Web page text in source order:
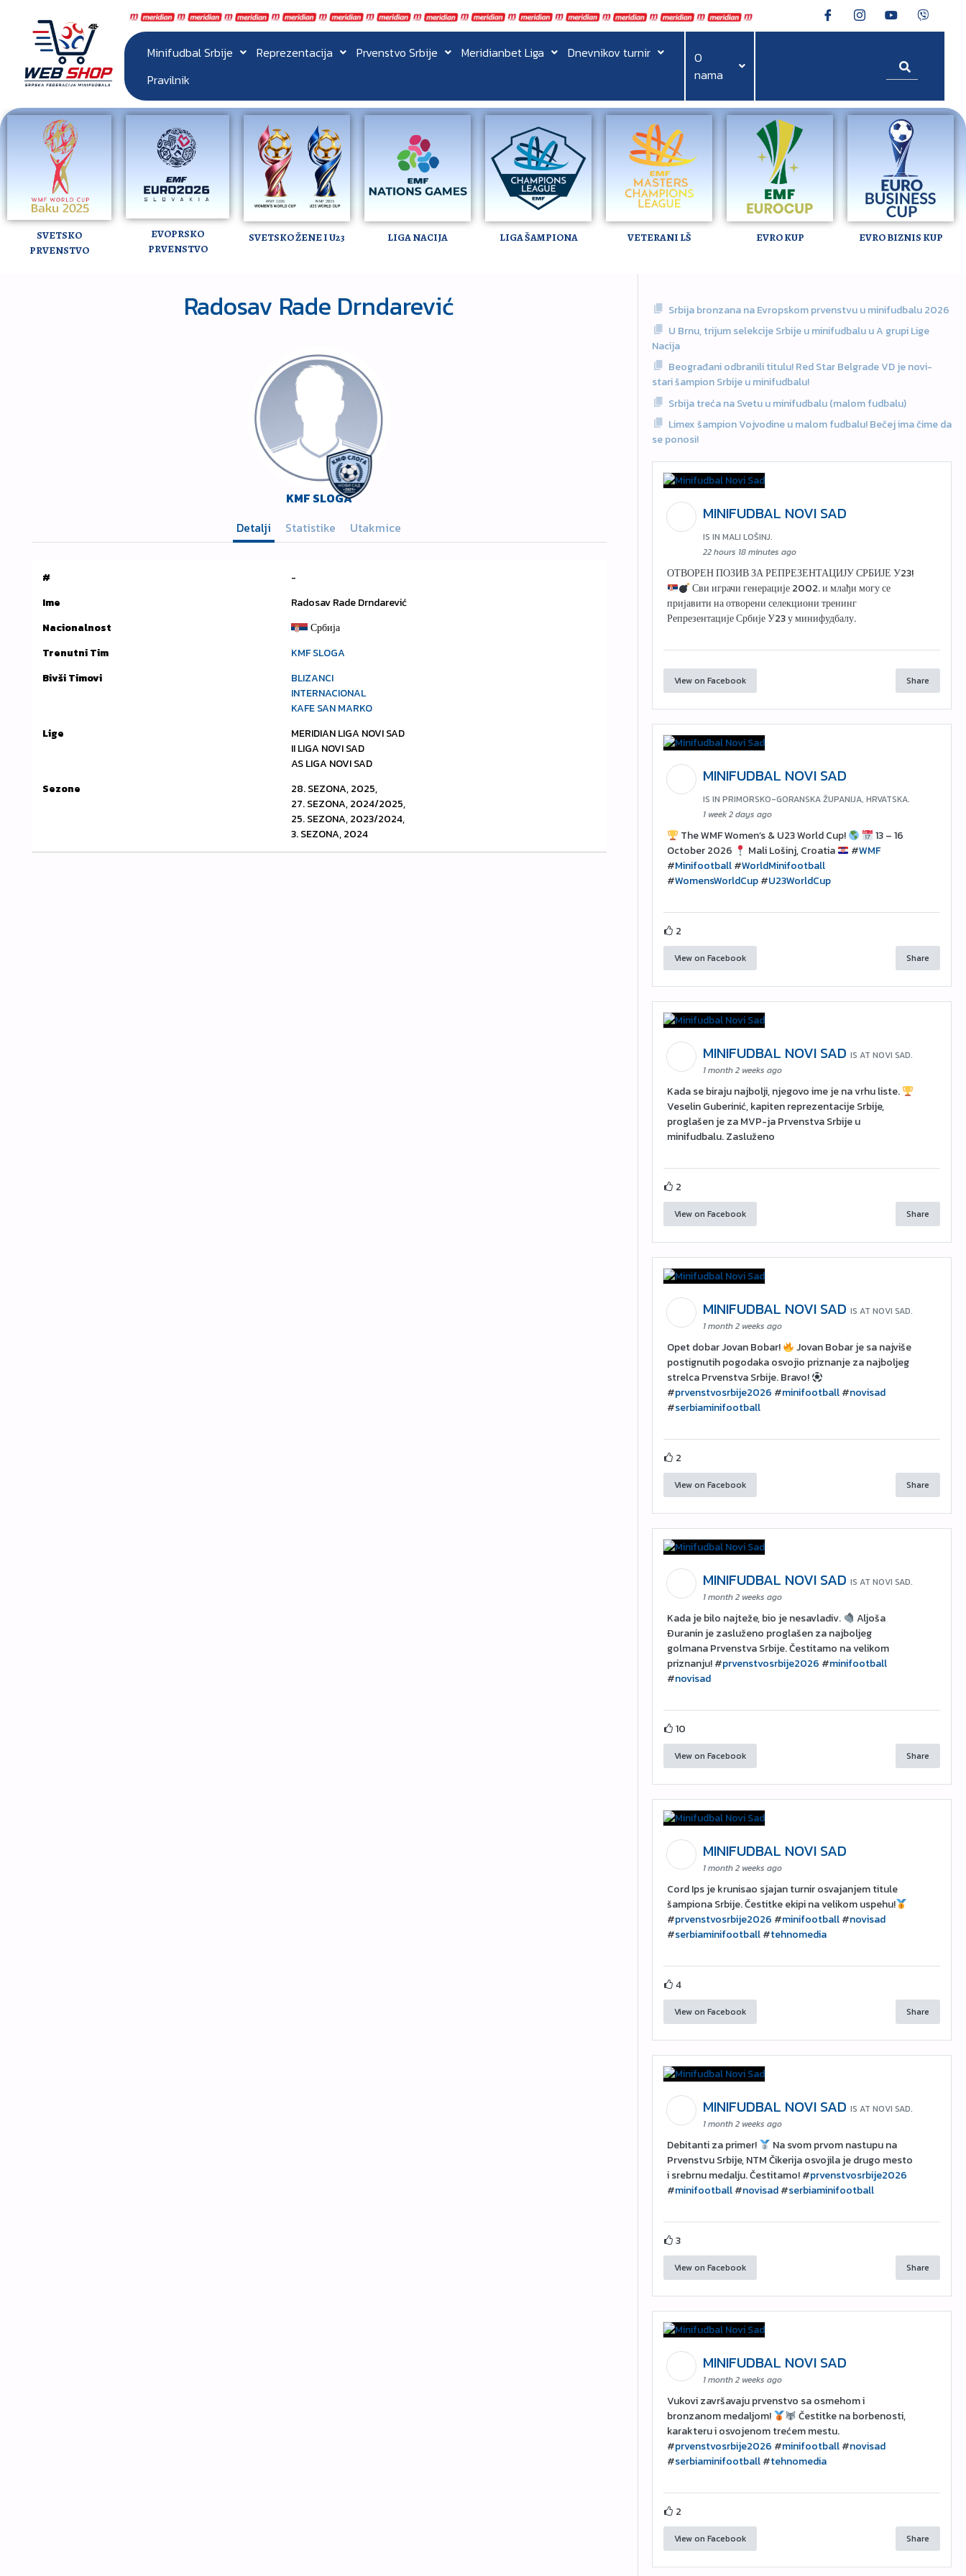
Minifudbal Srbije Reprezentacija Prvenstvo Srbije Meridianbet Liga
Dnevnikov turnir
Pravilnik
O
nama
SVETSKO
PRVENSTVO
EVOPRSKO
PRVENSTVO
SVETSKO ŽENE I U23 LIGA NACIJA LIGA ŠAMPIONA VETERANI LŠ EVRO KUP EVRO BIZNIS KUP
Radosav Rade Drndarević
KMF SLOGA
Detalji
Statistike Utakmice
#
-
Ime
Radosav Rade Drndarević
Nacionalnost
Србија
Trenutni Tim
KMF SLOGA
Bivši Timovi
BLIZANCI
INTERNACIONAL
KAFE SAN MARKO
Lige
MERIDIAN LIGA NOVI SAD
II LIGA NOVI SAD
AS LIGA NOVI SAD
Sezone
28. SEZONA, 2025,
27. SEZONA, 2024/2025,
25. SEZONA, 2023/2024,
3. SEZONA, 2024
Srbija bronzana na Evropskom prvenstvu u minifudbalu 2026
U Brnu, trijum selekcije Srbije u minifudbalu u A grupi Lige
Nacija
Beograđani odbranili titulu! Red Star Belgrade VD je novi-
stari šampion Srbije u minifudbalu!
Srbija treća na Svetu u minifudbalu (malom fudbalu)
Limex šampion Vojvodine u malom fudbalu! Bečej ima čime da
se ponosi!
MINIFUDBAL NOVI SAD
IS IN MALI LOŠINJ.
22 hours 18 minutes ago
ОТВОРЕН ПОЗИВ ЗА РЕПРЕЗЕНТАЦИЈУ СРБИЈЕ У23!
Сви играчи генерације 2002. и млађи могу се
пријавити на отворени селекциони тренинг
Репрезентације Србије У23 у минифудбалу.
View on Facebook Share
MINIFUDBAL NOVI SAD
IS IN PRIMORSKO-GORANSKA ŽUPANIJA, HRVATSKA.
1 week 2 days ago
The WMF Women’s & U23 World Cup!
13 – 16
October 2026
Mali Lošinj, Croatia #WMF
#Minifootball#WorldMinifootball
#WomensWorldCup#U23WorldCup
2
View on Facebook Share
MINIFUDBAL NOVI SADIS AT NOVI SAD.
1 month 2 weeks ago
Kada se biraju najbolji, njegovo ime je na vrhu liste.
Veselin Guberinić, kapiten reprezentacije Srbije,
proglašen je za MVP-ja Prvenstva Srbije u
minifudbalu. Zasluženo
2
View on Facebook Share
MINIFUDBAL NOVI SADIS AT NOVI SAD.
1 month 2 weeks ago
Opet dobar Jovan Bobar!
Jovan Bobar je sa najviše
postignutih pogodaka osvojio priznanje za najboljeg
strelca Prvenstva Srbije. Bravo!
#prvenstvosrbije2026 #minifootball#novisad
#serbiaminifootball
2
View on Facebook Share
MINIFUDBAL NOVI SADIS AT NOVI SAD.
1 month 2 weeks ago
Kada je bilo najteže, bio je nesavladiv.
Aljoša
Đuranin je zasluženo proglašen za najboljeg
golmana Prvenstva Srbije. Čestitamo na velikom
priznanju! #prvenstvosrbije2026 #minifootball
#novisad
10
View on Facebook Share
MINIFUDBAL NOVI SAD
1 month 2 weeks ago
Cord Ips je krunisao sjajan turnir osvajanjem titule
šampiona Srbije. Čestitke ekipi na velikom uspehu!
#prvenstvosrbije2026 #minifootball#novisad
#serbiaminifootball#tehnomedia
4
View on Facebook Share
MINIFUDBAL NOVI SADIS AT NOVI SAD.
1 month 2 weeks ago
Debitanti za primer!
Na svom prvom nastupu na
Prvenstvu Srbije, NTM Čikerija osvojila je drugo mesto
i srebrnu medalju. Čestitamo! #prvenstvosrbije2026
#minifootball#novisad#serbiaminifootball
3
View on Facebook Share
MINIFUDBAL NOVI SAD
1 month 2 weeks ago
Vukovi završavaju prvenstvo sa osmehom i
bronzanom medaljom!
Čestitke na borbenosti,
karakteru i osvojenom trećem mestu.
#prvenstvosrbije2026 #minifootball#novisad
#serbiaminifootball#tehnomedia
2
View on Facebook Share